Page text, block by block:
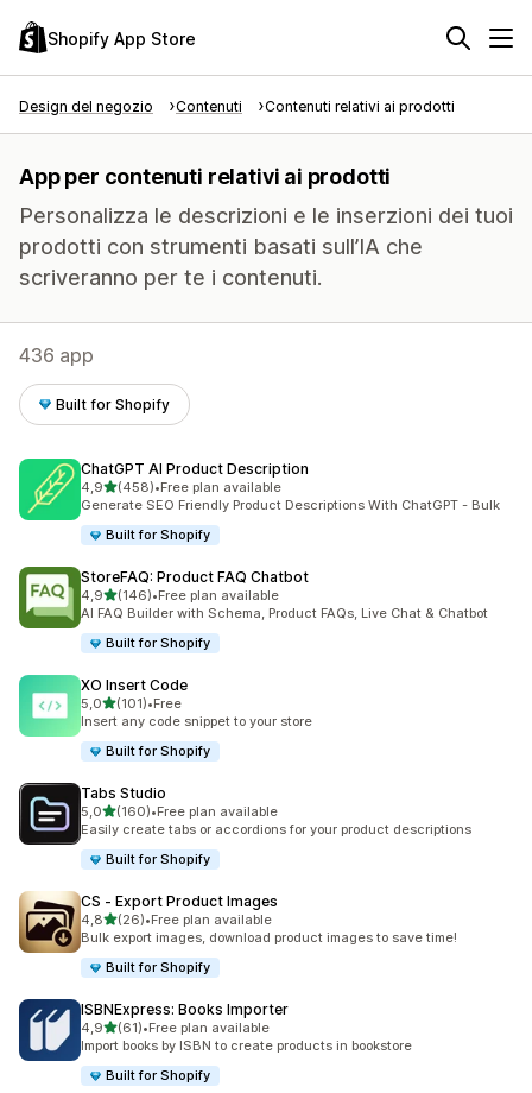
Shopify App Store
Design del negozio Contenuti Contenuti relativi ai prodotti
App per contenuti relativi ai prodotti
Personalizza le descrizioni e le inserzioni dei tuoi
prodotti con strumenti basati sull’IA che
scriveranno per te i contenuti.
436 app
Built for Shopify
ChatGPT AI Product Description
4,9stelle su 5
(458)
458 recensioni totali
•Free plan available
Generate SEO Friendly Product Descriptions With ChatGPT - Bulk
Built for Shopify
StoreFAQ: Product FAQ Chatbot
4,9stelle su 5
(146)
146 recensioni totali
•Free plan available
AI FAQ Builder with Schema, Product FAQs, Live Chat & Chatbot
Built for Shopify
XO Insert Code
5,0stelle su 5
(101)
101 recensioni totali
•Free
Insert any code snippet to your store
Built for Shopify
Tabs Studio
5,0stelle su 5
(160)
160 recensioni totali
•Free plan available
Easily create tabs or accordions for your product descriptions
Built for Shopify
CS ‑ Export Product Images
4,8stelle su 5
(26)
26 recensioni totali
•Free plan available
Bulk export images, download product images to save time!
Built for Shopify
ISBNExpress: Books Importer
4,9stelle su 5
(61)
61 recensioni totali
•Free plan available
Import books by ISBN to create products in bookstore
Built for Shopify